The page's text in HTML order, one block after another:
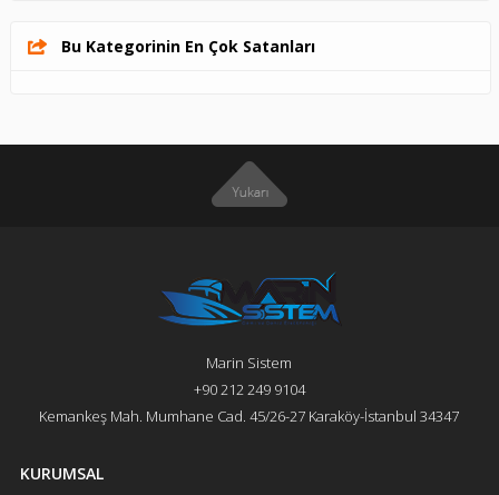
Bu Kategorinin En Çok Satanları
Marin Sistem
+90 212 249 9104
Kemankeş Mah. Mumhane Cad. 45/26-27 Karaköy-İstanbul 34347
KURUMSAL